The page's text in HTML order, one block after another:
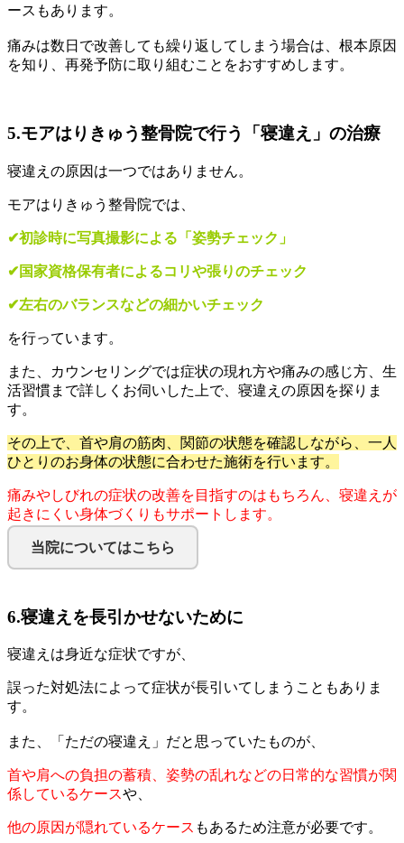
ースもあります。
痛みは数日で改善しても繰り返してしまう場合は、根本原因
を知り、再発予防に取り組むことをおすすめします。
5.モアはりきゅう整骨院で行う「寝違え」の治療
寝違えの原因は一つではありません。
モアはりきゅう整骨院では、
✔︎初診時に写真撮影による「姿勢チェック」
✔︎国家資格保有者によるコリや張りのチェック
✔︎左右のバランスなどの細かいチェック
を行っています。
また、カウンセリングでは症状の現れ方や痛みの感じ方、生
活習慣まで詳しくお伺いした上で、寝違えの原因を探りま
す。
その上で、首や肩の筋肉、関節の状態を確認しながら、一人
ひとりのお身体の状態に合わせた施術を行います。
痛みやしびれの症状の改善を目指すのはもちろん、寝違えが
起きにくい身体づくりもサポートします。
当院についてはこちら
6.寝違えを長引かせないために
寝違えは身近な症状ですが、
誤った対処法によって症状が長引いてしまうこともありま
す。
また、「ただの寝違え」だと思っていたものが、
首や肩への負担の蓄積、姿勢の乱れなどの日常的な習慣が関
係しているケースや、
他の原因が隠れているケース もあるため注意が必要です。